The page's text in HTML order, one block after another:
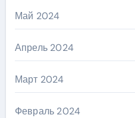
Май 2024
Апрель 2024
Март 2024
Февраль 2024